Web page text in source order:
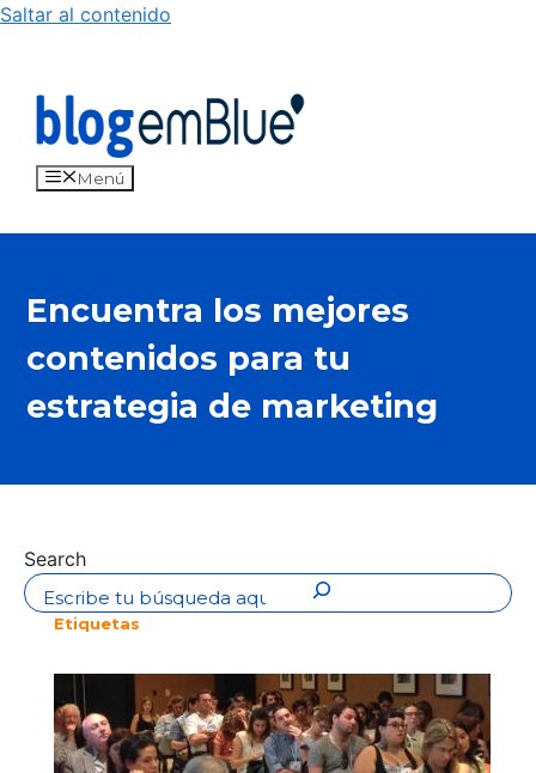
Saltar al contenido
Menú
Encuentra los mejores
contenidos para tu
estrategia de marketing
Search
Etiquetas